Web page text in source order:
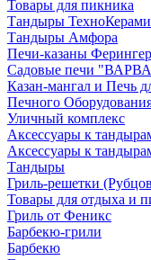
Товары для пикника
Тандыры
Тандыры Амфора
Печи-казаны Ферингер
Садовые печи
Казан-мангал и Печь
Печного
Уличный комплекс
Аксессуары к
Аксессуары к
Тандыры
Гриль-решетки
Товары для отдыха и
Гриль от Феникс
Барбекю-грили
Барбекю